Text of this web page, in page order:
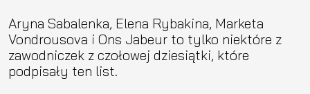
Aryna Sabalenka, Elena Rybakina, Marketa
Vondrousova i Ons Jabeur to tylko niektóre z
zawodniczek z czołowej dziesiątki, które
podpisały ten list.